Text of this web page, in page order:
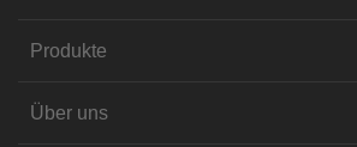
Produkte
Über uns